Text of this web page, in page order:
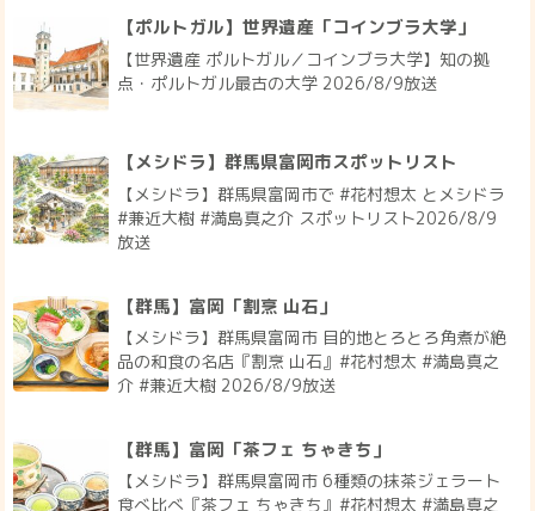
【ポルトガル】世界遺産「コインブラ大学」
【世界遺産 ポルトガル／コインブラ大学】知の拠
点・ポルトガル最古の大学 2026/8/9放送
【メシドラ】群馬県富岡市スポットリスト
【メシドラ】群馬県富岡市で #花村想太 とメシドラ
#兼近大樹 #満島真之介 スポットリスト2026/8/9
放送
【群馬】富岡「割烹 山石」
【メシドラ】群馬県富岡市 目的地とろとろ角煮が絶
品の和食の名店『割烹 山石』#花村想太 #満島真之
介 #兼近大樹 2026/8/9放送
【群馬】富岡「茶フェ ちゃきち」
【メシドラ】群馬県富岡市 6種類の抹茶ジェラート
食べ比べ『茶フェ ちゃきち』#花村想太 #満島真之